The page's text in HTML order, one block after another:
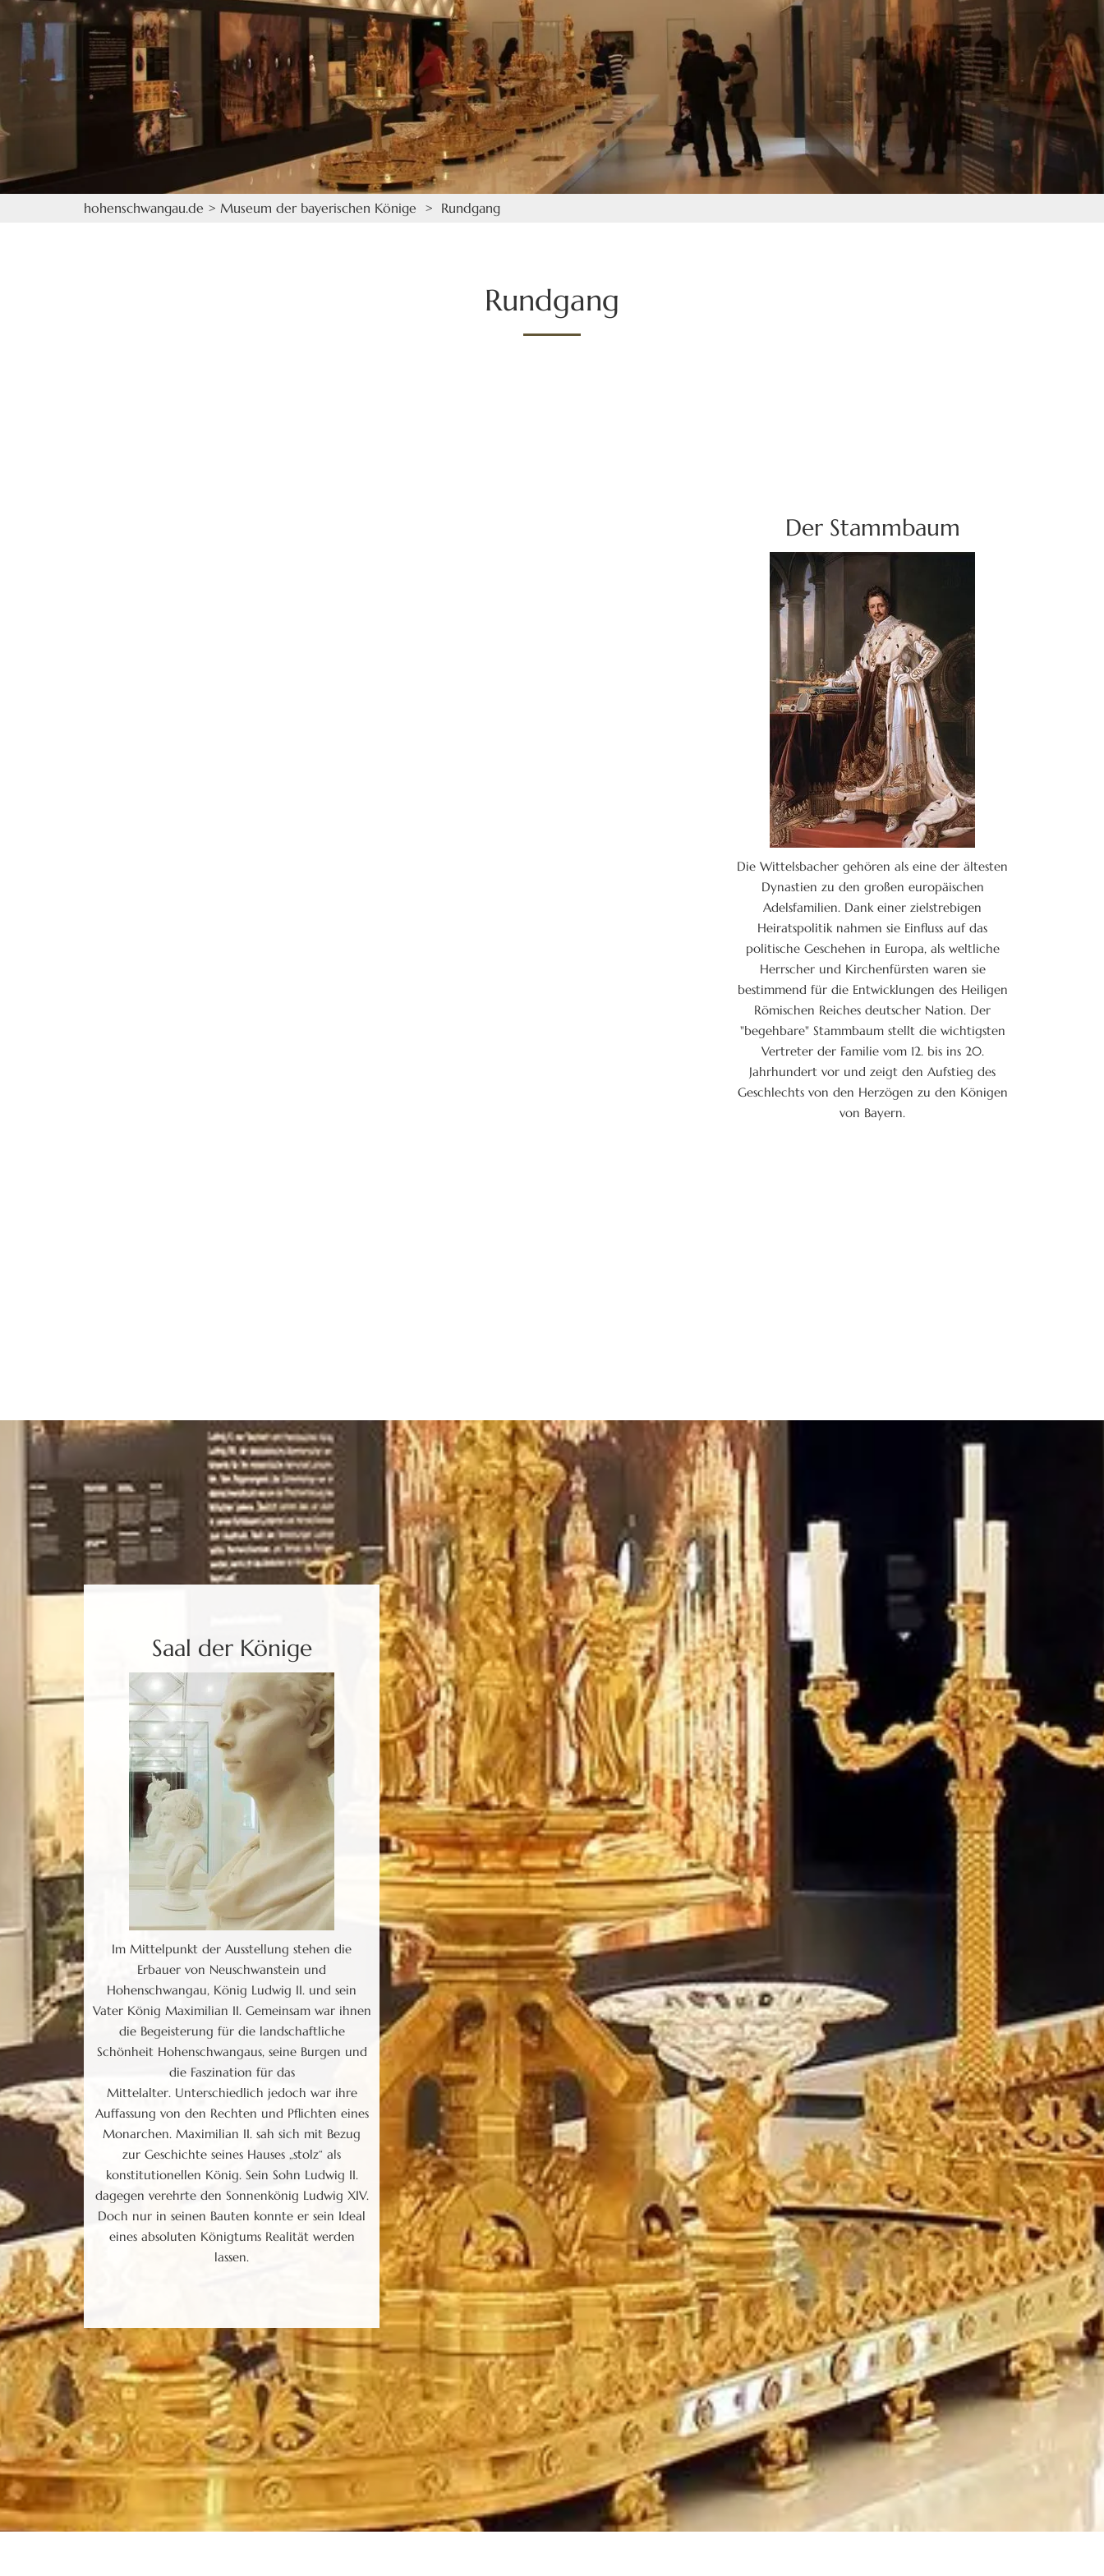
hohenschwangau.de > Museum der bayerischen Könige > Rundgang
Rundgang
Der Stammbaum
Die Wittelsbacher gehören als eine der ältesten
Dynastien zu den großen europäischen
Adelsfamilien. Dank einer zielstrebigen
Heiratspolitik nahmen sie Einfluss auf das
politische Geschehen in Europa, als weltliche
Herrscher und Kirchenfürsten waren sie
bestimmend für die Entwicklungen des Heiligen
Römischen Reiches deutscher Nation. Der
"begehbare" Stammbaum stellt die wichtigsten
Vertreter der Familie vom 12. bis ins 20.
Jahrhundert vor und zeigt den Aufstieg des
Geschlechts von den Herzögen zu den Königen
von Bayern.
Saal der Könige
Im Mittelpunkt der Ausstellung stehen die
Erbauer von Neuschwanstein und
Hohenschwangau, König Ludwig II. und sein
Vater König Maximilian II. Gemeinsam war ihnen
die Begeisterung für die landschaftliche
Schönheit Hohenschwangaus, seine Burgen und
die Faszination für das
Mittelalter. Unterschiedlich jedoch war ihre
Auffassung von den Rechten und Pflichten eines
Monarchen. Maximilian II. sah sich mit Bezug
zur Geschichte seines Hauses „stolz“ als
konstitutionellen König. Sein Sohn Ludwig II.
dagegen verehrte den Sonnenkönig Ludwig XIV.
Doch nur in seinen Bauten konnte er sein Ideal
eines absoluten Königtums Realität werden
lassen.